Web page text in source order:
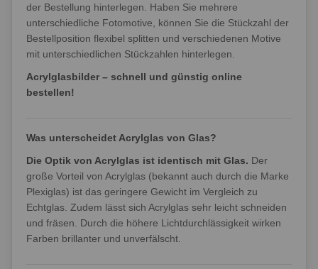
der Bestellung hinterlegen. Haben Sie mehrere
unterschiedliche Fotomotive, können Sie die Stückzahl der
Bestellposition flexibel splitten und verschiedenen Motive
mit unterschiedlichen Stückzahlen hinterlegen.
Acrylglasbilder – schnell und günstig online
bestellen!
Was unterscheidet Acrylglas von Glas?
Die Optik von Acrylglas ist identisch mit Glas. Der
große Vorteil von Acrylglas (bekannt auch durch die Marke
Plexiglas) ist das geringere Gewicht im Vergleich zu
Echtglas. Zudem lässt sich Acrylglas sehr leicht schneiden
und fräsen. Durch die höhere Lichtdurchlässigkeit wirken
Farben brillanter und unverfälscht.